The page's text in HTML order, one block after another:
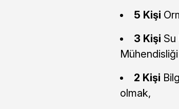
5 Kişi
3 Kişi Su
2 Kişi
olmak,